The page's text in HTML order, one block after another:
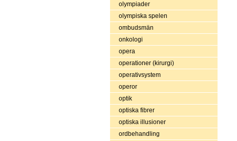
olympiader
olympiska spelen
ombudsmän
onkologi
opera
operationer (kirurgi)
operativsystem
operor
optik
optiska fibrer
optiska illusioner
ordbehandling